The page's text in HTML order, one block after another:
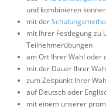
und kombinieren
mit der
mit Ihrer Festlegung zu
Teilnehmerübungen
am Ort Ihrer Wahl oder
mit der Dauer Ihrer
zum Zeitpunkt Ihrer
auf Deutsch oder
mit einem unserer